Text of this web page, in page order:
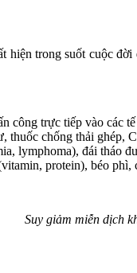
trong suốt cuộc
trực tiếp vào các
thuốc chống thải ghép,
lymphoma), đái tháo
protein), béo phì,
Suy giảm miễn dịch